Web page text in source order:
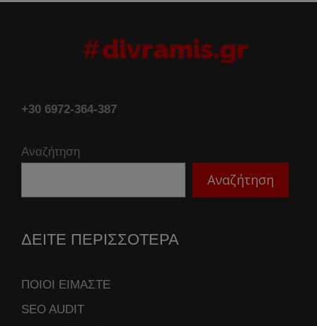
+30 6972-364-387
Αναζήτηση
Αναζήτηση
ΔΕΙΤΕ ΠΕΡΙΣΣΟΤΕΡΑ
ΠΟΙΟΙ ΕΙΜΑΣΤΕ
SEO AUDIT